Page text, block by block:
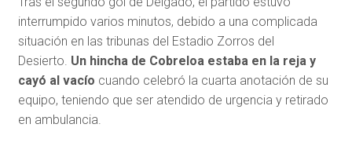
interrumpido varios minutos, debido a una complicada
situación en las tribunas del Estadio Zorros del
Desierto. Un hincha de Cobreloa estaba en la reja y
cayó al vacío cuando celebró la cuarta anotación de su
equipo, teniendo que ser atendido de urgencia y retirado
en ambulancia.